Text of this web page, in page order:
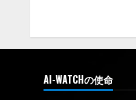
AI-WATCHの使命